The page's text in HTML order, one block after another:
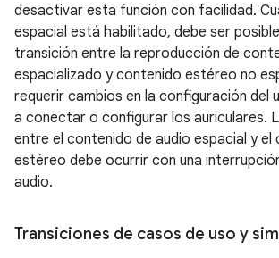
desactivar esta función con facilidad.
espacial está habilitado, debe ser
transición entre la reproducción de
espacializado y contenido estéreo no
requerir cambios en la configuración del
a conectar o configurar los auriculares.
entre el contenido de audio espacial y el
estéreo debe ocurrir con una
audio.
Transiciones de casos de uso y